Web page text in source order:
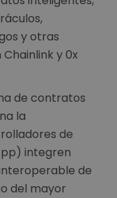
y otras
y 0x
de contratos
la
de
integren
de
del mayor